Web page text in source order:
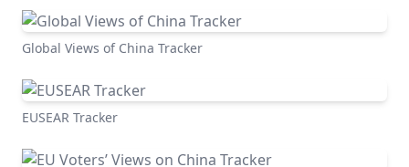
Global Views of China Tracker
EUSEAR Tracker